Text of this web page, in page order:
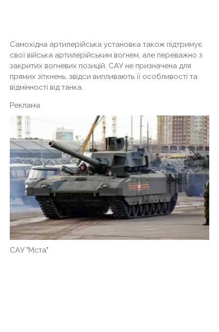
Самохідна артилерійська установка також підтримує
свої війська артилерійським вогнем, але переважно з
закритих вогневих позицій. САУ не призначена для
прямих зіткнень, звідси випливають її особливості та
відмінності від танка.
Реклама
САУ "Мста"